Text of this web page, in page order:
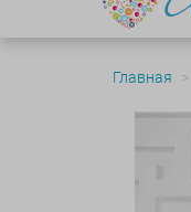
Главная